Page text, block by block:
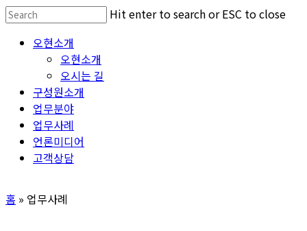
Skip
main
Hit enter to search or ESC to close
Search
Menu 오현소개
오현소개
오시는 길
구성원소개
업무분야
업무사례
언론미디어
고객상담
홈 » 업무사례